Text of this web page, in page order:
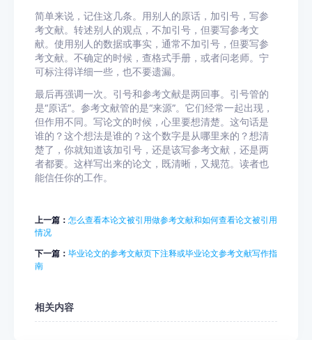
简单来说，记住这几条。用别人的原话，加引号，写参
考文献。转述别人的观点，不加引号，但要写参考文
献。使用别人的数据或事实，通常不加引号，但要写参
考文献。不确定的时候，查格式手册，或者问老师。宁
可标注得详细一些，也不要遗漏。
最后再强调一次。引号和参考文献是两回事。引号管的
是“原话”。参考文献管的是“来源”。它们经常一起出现，
但作用不同。写论文的时候，心里要想清楚。这句话是
谁的？这个想法是谁的？这个数字是从哪里来的？想清
楚了，你就知道该加引号，还是该写参考文献，还是两
者都要。这样写出来的论文，既清晰，又规范。读者也
能信任你的工作。
上一篇： 怎么查看本论文被引用做参考文献和如何查看论文被引用
情况
下一篇： 毕业论文的参考文献页下注释或毕业论文参考文献写作指
南
相关内容